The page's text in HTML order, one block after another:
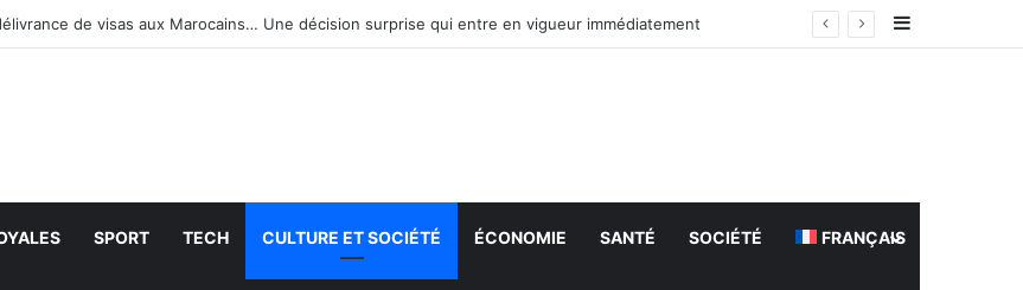
de visas aux Marocains… Une décision surprise qui entre en vigueur immédiatement Sidebar
SPORT TECH CULTURE ET SOCIÉTÉ ÉCONOMIE SANTÉ SOCIÉTÉ FRANÇAIS